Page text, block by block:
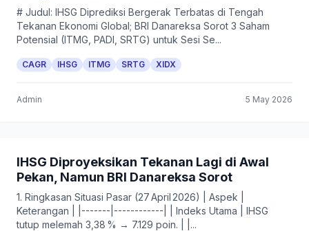
# Judul: IHSG Diprediksi Bergerak Terbatas di Tengah
Tekanan Ekonomi Global; BRI Danareksa Sorot 3 Saham
Potensial (ITMG, PADI, SRTG) untuk Sesi Se...
CAGR IHSG ITMG SRTG XIDX
Admin 5 May 2026
IHSG Diproyeksikan Tekanan Lagi di Awal
Pekan, Namun BRI Danareksa Sorot
1. Ringkasan Situasi Pasar (27 April 2026) | Aspek |
Keterangan | |-------|------------| | Indeks Utama | IHSG
tutup melemah 3,38 % → 7.129 poin. | |...